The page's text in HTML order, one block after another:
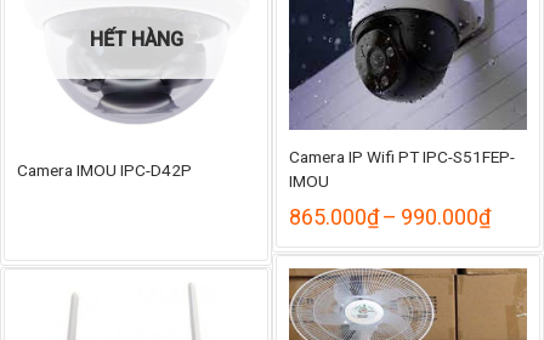
Camera IP Wifi PT IPC-S51FEP-
IMOU
865.000₫– 990.000₫
từ
đến
HẾT HÀNG
Camera IMOU IPC-D42P